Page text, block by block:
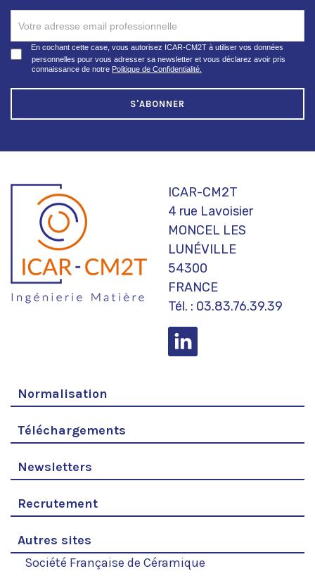
NOTRE
NEWSLETTER
En cochant cette case, vous autorisez ICAR-CM2T à utiliser vos données
personnelles pour vous adresser sa newsletter et vous déclarez avoir pris
connaissance de notre Politique de Confidentialité.
S'ABONNER
ICAR-CM2T
4 rue Lavoisier
MONCEL LES
LUNÉVILLE
54300
FRANCE
Tél. : 03.83.76.39.39
Normalisation
Téléchargements
Newsletters
Recrutement
Autres sites
Société Française de Céramique